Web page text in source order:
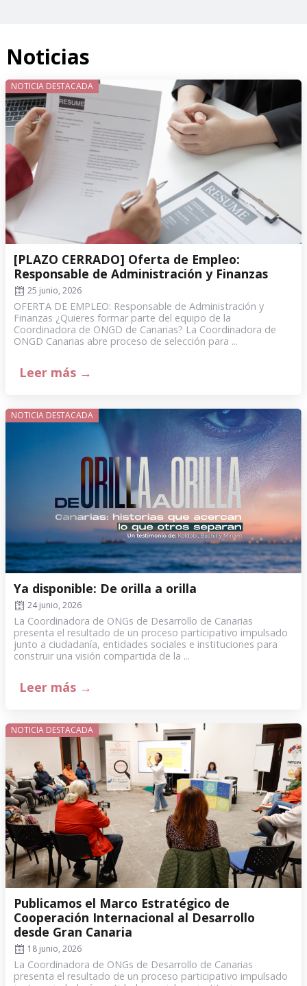
Noticias
NOTICIA DESTACADA
[PLAZO CERRADO] Oferta de Empleo:
Responsable de Administración y Finanzas
25 junio, 2026
OFERTA DE EMPLEO: Responsable de Administración y
Finanzas ¿Quieres formar parte del equipo de la
Coordinadora de ONGD de Canarias? La Coordinadora de
ONGD Canarias abre proceso de selección para ...
Leer más →
NOTICIA DESTACADA
Ya disponible: De orilla a orilla
24 junio, 2026
La Coordinadora de ONGs de Desarrollo de Canarias
presenta el resultado de un proceso participativo impulsado
junto a ciudadanía, entidades sociales e instituciones para
construir una visión compartida de la ...
Leer más →
NOTICIA DESTACADA
Publicamos el Marco Estratégico de
Cooperación Internacional al Desarrollo
desde Gran Canaria
18 junio, 2026
La Coordinadora de ONGs de Desarrollo de Canarias
presenta el resultado de un proceso participativo impulsado